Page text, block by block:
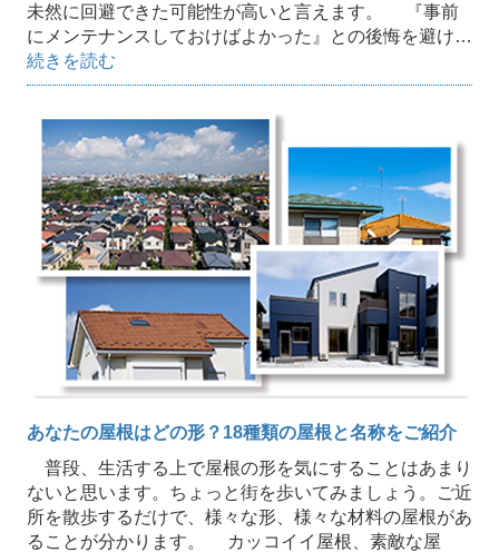
未然に回避できた可能性が高いと言えます。 『事前
にメンテナンスしておけばよかった』との後悔を避け…
続きを読む
あなたの屋根はどの形？18種類の屋根と名称をご紹介
普段、生活する上で屋根の形を気にすることはあまり
ないと思います。ちょっと街を歩いてみましょう。ご近
所を散歩するだけで、様々な形、様々な材料の屋根があ
ることが分かります。 カッコイイ屋根、素敵な屋